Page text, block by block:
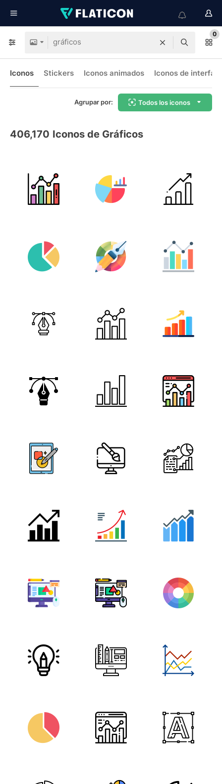
0
Iconos Stickers Iconos animados Iconos de interfaz
Agrupar por: Todos los iconos
406,170 Iconos de Gráficos